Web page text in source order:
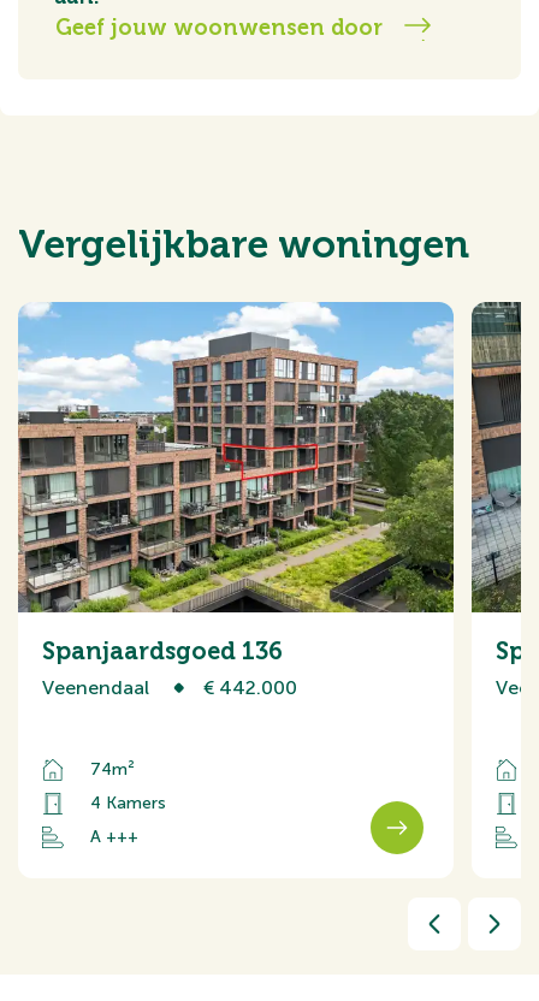
Geef jouw woonwensen door
Vergelijkbare woningen
Spanjaardsgoed 136
Veenendaal € 442.000
74m²
4 Kamers
A +++